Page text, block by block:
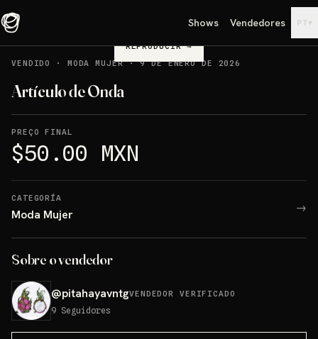
Shows Vendedores PT▾
REPRODUCIR→
VENDIDO
· MODA MUJER·9 DE ENERO DE 2026
Artículo de Onda
PREÇO FINAL
$50.00 MXN
CATEGORÍA
Moda Mujer →
Sobre o vendedor
@pitahayavntgVENDEDOR VERIFICADO
9 Seguidores